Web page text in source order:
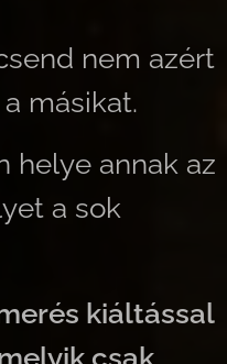
nem azért
másikat.
helye annak az
a sok
kiáltással
csak